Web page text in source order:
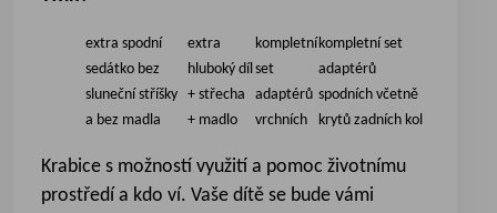
extra spodní
sedátko bez
sluneční stříšky
a bez madla
extra
hluboký díl
+ střecha
+ madlo
kompletní
set
adaptérů
vrchních
kompletní set
adaptérů
spodních včetně
krytů zadních kol
Krabice s možností využití a pomoc životnímu
prostředí a kdo ví. Vaše dítě se bude vámi